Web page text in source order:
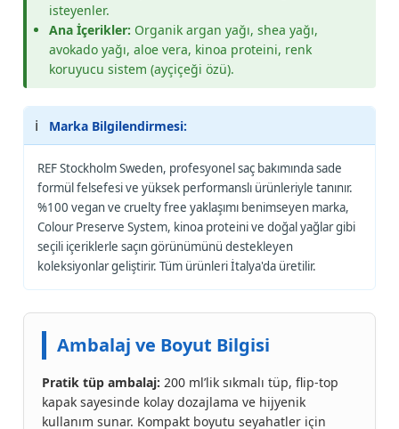
isteyenler.
Ana İçerikler: Organik argan yağı, shea yağı,
avokado yağı, aloe vera, kinoa proteini, renk
koruyucu sistem (ayçiçeği özü).
ℹ️ Marka Bilgilendirmesi:
REF Stockholm Sweden, profesyonel saç bakımında sade
formül felsefesi ve yüksek performanslı ürünleriyle tanınır.
%100 vegan ve cruelty free yaklaşımı benimseyen marka,
Colour Preserve System, kinoa proteini ve doğal yağlar gibi
seçili içeriklerle saçın görünümünü destekleyen
koleksiyonlar geliştirir. Tüm ürünleri İtalya'da üretilir.
Ambalaj ve Boyut Bilgisi
Pratik tüp ambalaj: 200 ml’lik sıkmalı tüp, flip-top
kapak sayesinde kolay dozajlama ve hijyenik
kullanım sunar. Kompakt boyutu seyahatler için